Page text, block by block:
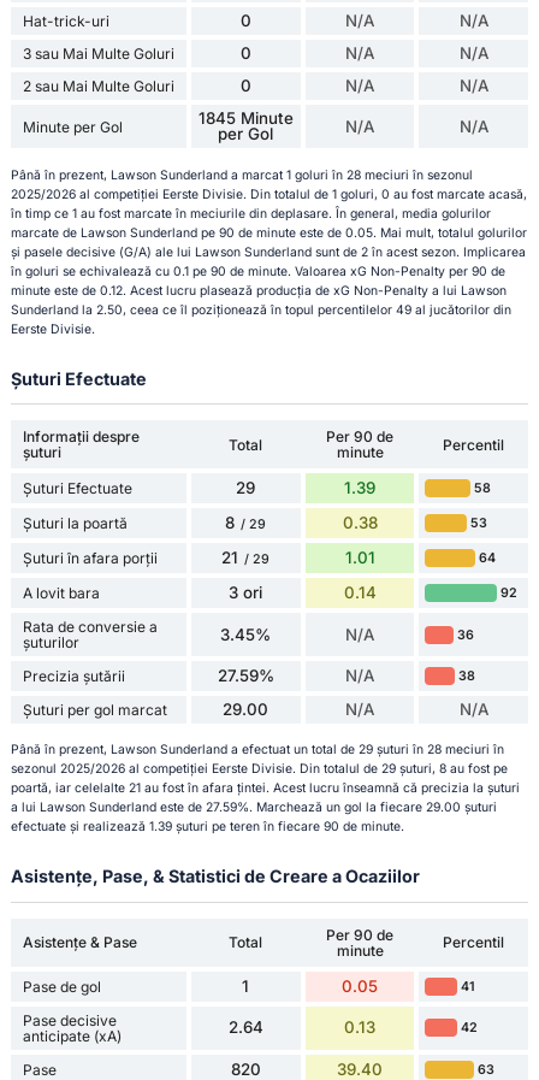
Hat-trick-uri 0 N/A N/A
3 sau Mai Multe Goluri 0 N/A N/A
2 sau Mai Multe Goluri 0 N/A N/A
Minute per Gol
1845 Minute
per Gol
N/A N/A
Până în prezent, Lawson Sunderland a marcat 1 goluri în 28 meciuri în sezonul
2025/2026 al competiției Eerste Divisie. Din totalul de 1 goluri, 0 au fost marcate acasă,
în timp ce 1 au fost marcate în meciurile din deplasare. În general, media golurilor
marcate de Lawson Sunderland pe 90 de minute este de 0.05. Mai mult, totalul golurilor
și pasele decisive (G/A) ale lui Lawson Sunderland sunt de 2 în acest sezon. Implicarea
în goluri se echivalează cu 0.1 pe 90 de minute. Valoarea xG Non-Penalty per 90 de
minute este de 0.12. Acest lucru plasează producția de xG Non-Penalty a lui Lawson
Sunderland la 2.50, ceea ce îl poziționează în topul percentilelor 49 al jucătorilor din
Eerste Divisie.
Șuturi Efectuate
Informații despre
șuturi
Total
Per 90 de
minute
Percentil
Șuturi Efectuate 29 1.39 58
Șuturi la poartă 8 / 29 0.38 53
Șuturi în afara porții 21 / 29 1.01 64
A lovit bara 3 ori 0.14 92
Rata de conversie a
șuturilor
3.45% N/A 36
Precizia șutării 27.59% N/A 38
Șuturi per gol marcat 29.00 N/A N/A
Până în prezent, Lawson Sunderland a efectuat un total de 29 șuturi în 28 meciuri în
sezonul 2025/2026 al competiției Eerste Divisie. Din totalul de 29 șuturi, 8 au fost pe
poartă, iar celelalte 21 au fost în afara țintei. Acest lucru înseamnă că precizia la șuturi
a lui Lawson Sunderland este de 27.59%. Marchează un gol la fiecare 29.00 șuturi
efectuate și realizează 1.39 șuturi pe teren în fiecare 90 de minute.
Asistențe, Pase, & Statistici de Creare a Ocaziilor
Asistențe & Pase Total
Per 90 de
minute
Percentil
Pase de gol 1 0.05 41
Pase decisive
anticipate (xA)
2.64 0.13 42
Pase 820 39.40 63